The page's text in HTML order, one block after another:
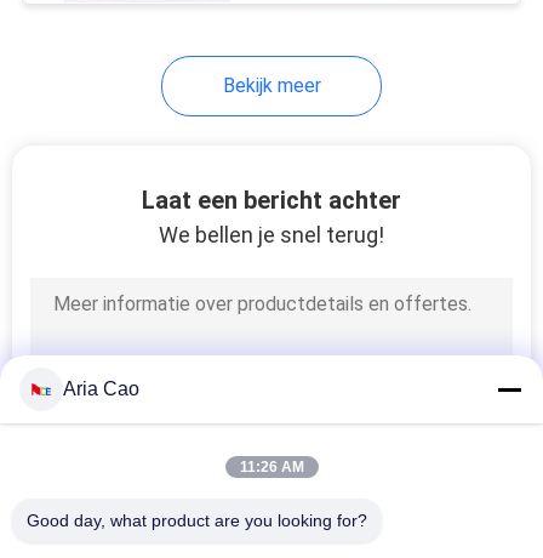
Bekijk meer
Laat een bericht achter
We bellen je snel terug!
Aria Cao
11:26 AM
Good day, what product are you looking for?